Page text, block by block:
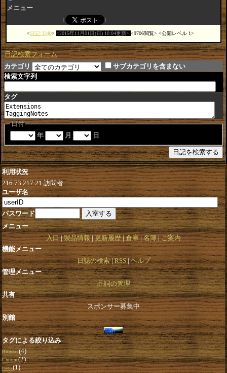
メニュー
日記:3340 2015年11月01日(日) 10:04更新 9706閲覧 公開レベル 1
日記検索フォーム
カテゴリ
サブカテゴリを含まない
検索文字列
タグ
日付
年
月 日
利用状況
216.73.217.21訪問者
ユーザ名
パスワード
メニュー
入口 製品情報 更新履歴 倉庫 名簿 ご案内
機能メニュー
日誌の検索 RSS ヘルプ
管理メニュー
品詞の管理
共有
スポンサー募集中
別館
タグによる絞り込み
Browser(4)
Chrome(2)
Firefox(1)